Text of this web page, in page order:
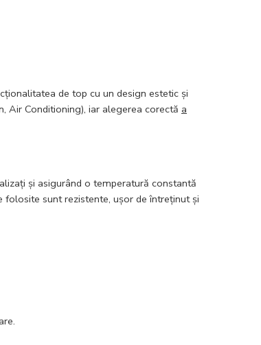
de top cu un design estetic și
Air Conditioning), iar alegerea corectă a
și asigurând o temperatură constantă
sunt rezistente, ușor de întreținut și